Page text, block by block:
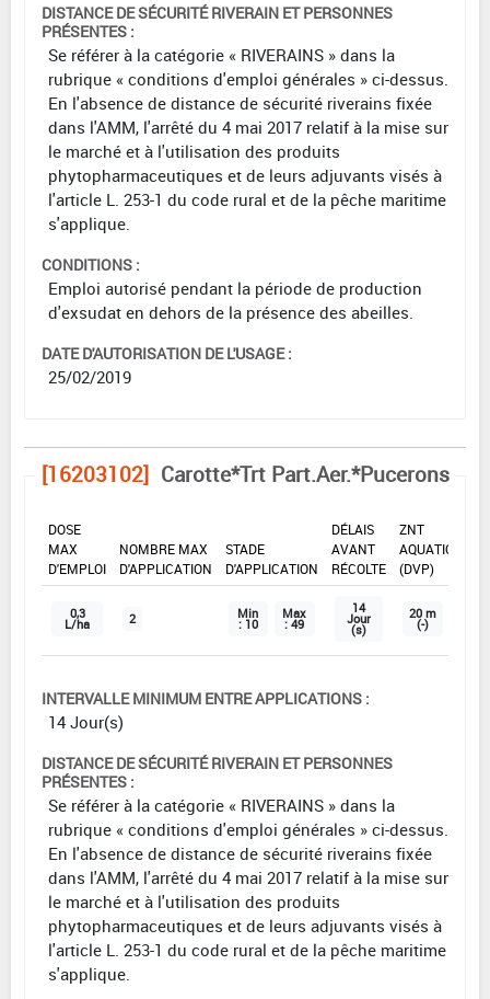
DISTANCE DE SÉCURITÉ RIVERAIN ET PERSONNES
PRÉSENTES :
Se référer à la catégorie « RIVERAINS » dans la
rubrique « conditions d'emploi générales » ci-dessus.
En l'absence de distance de sécurité riverains fixée
dans l'AMM, l'arrêté du 4 mai 2017 relatif à la mise sur
le marché et à l'utilisation des produits
phytopharmaceutiques et de leurs adjuvants visés à
l'article L. 253-1 du code rural et de la pêche maritime
s'applique.
CONDITIONS :
Emploi autorisé pendant la période de production
d'exsudat en dehors de la présence des abeilles.
DATE D'AUTORISATION DE L'USAGE :
25/02/2019
[16203102] Carotte*Trt Part.Aer.*Pucerons
DOSE
MAX
D'EMPLOI
NOMBRE MAX
D'APPLICATION
STADE
D'APPLICATION
DÉLAIS
AVANT
RÉCOLTE
ZNT
AQUATIQUE
(DVP)
0,3
L/ha 2 Min
: 10
Max
: 49
14
Jour
(s)
20 m
(-)
INTERVALLE MINIMUM ENTRE APPLICATIONS :
14 Jour(s)
DISTANCE DE SÉCURITÉ RIVERAIN ET PERSONNES
PRÉSENTES :
Se référer à la catégorie « RIVERAINS » dans la
rubrique « conditions d'emploi générales » ci-dessus.
En l'absence de distance de sécurité riverains fixée
dans l'AMM, l'arrêté du 4 mai 2017 relatif à la mise sur
le marché et à l'utilisation des produits
phytopharmaceutiques et de leurs adjuvants visés à
l'article L. 253-1 du code rural et de la pêche maritime
s'applique.